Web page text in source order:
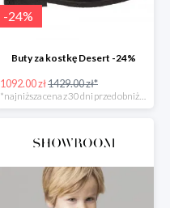
-24%
Buty za kostkę Desert -24%
1092.00 zł1429.00 zł*
*najniższa cena z 30 dni przed obniżką